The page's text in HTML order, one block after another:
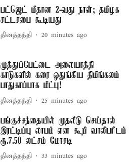
பட்ஜெட் மீதான 2-வது நாள்; தமிழக
சட்டசபை கூடியது
தினத்தந்தி 20 minutes ago
முத்துப்பேட்டை அலையாத்தி
காடுகளில் கரை ஒதுங்கிய திமிங்கலம்
பாதுகாப்பாக மீட்பு!
தினத்தந்தி 25 minutes ago
பங்குச்சந்தையில் முதலீடு செய்தால்
இரட்டிப்பு லாபம் என கூறி வாலிபரிடம்
ரூ.7.50 லட்சம் மோசடி
தினத்தந்தி 33 minutes ago